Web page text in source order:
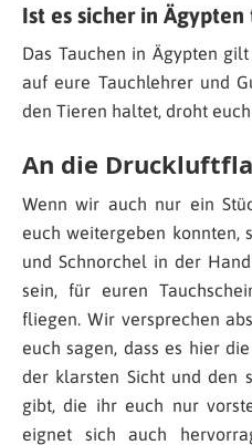
Ist es sicher in
Das Tauchen in Ägypten
auf eure Tauchlehrer und
den Tieren haltet, droht
An die
Wenn wir auch nur ein
euch weitergeben konnten,
und Schnorchel in der
sein, für euren
fliegen. Wir versprechen
euch sagen, dass es hier
der klarsten Sicht und den
gibt, die ihr euch nur
eignet sich auch